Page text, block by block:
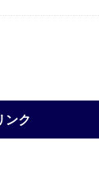
ンク